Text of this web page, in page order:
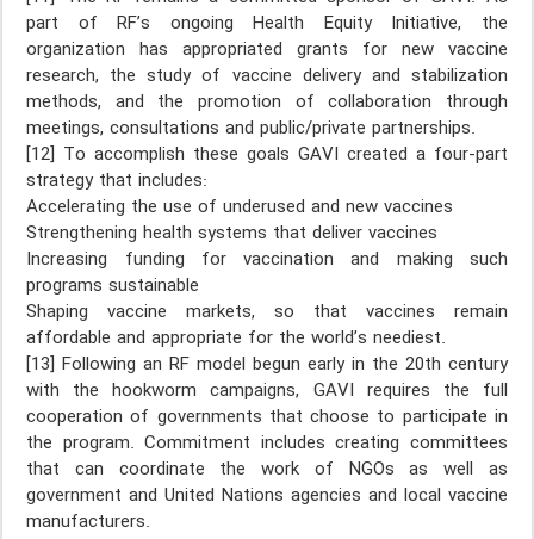
part of RF’s ongoing Health Equity Initiative, the
organization has appropriated grants for new vaccine
research, the study of vaccine delivery and stabilization
methods, and the promotion of collaboration through
meetings, consultations and public/private partnerships.
[12] To accomplish these goals GAVI created a four-part
strategy that includes:
Accelerating the use of underused and new vaccines
Strengthening health systems that deliver vaccines
Increasing funding for vaccination and making such
programs sustainable
Shaping vaccine markets, so that vaccines remain
affordable and appropriate for the world’s neediest.
[13] Following an RF model begun early in the 20th century
with the hookworm campaigns, GAVI requires the full
cooperation of governments that choose to participate in
the program. Commitment includes creating committees
that can coordinate the work of NGOs as well as
government and United Nations agencies and local vaccine
manufacturers.